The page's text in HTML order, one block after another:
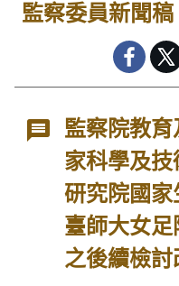
監察委員新聞稿
監察院教
家科學及
研究院國
臺師大女
之後續檢